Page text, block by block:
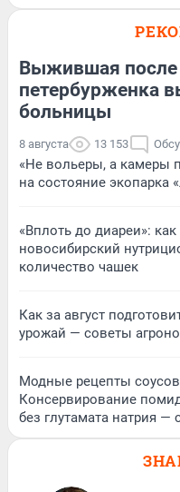
Выжившая после
петербурженка
больницы
8 августа 13 153
«Не вольеры, а камеры
на состояние экопарка
«Вплоть до диареи»:
новосибирский
количество чашек
Как за август
урожай — советы
Модные рецепты
Консервирование
без глутамата натрия —